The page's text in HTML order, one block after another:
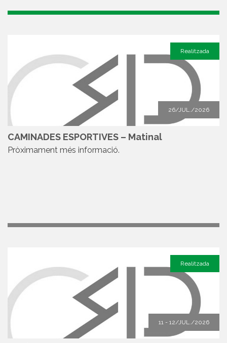
26/JUL./2026
Realitzada
CAMINADES ESPORTIVES – Matinal
Pròximament més informació.
11 - 12/JUL./2026
Realitzada